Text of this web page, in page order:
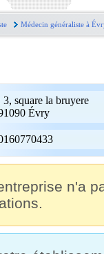
Médecin généraliste à
3, square la bruyere
Évry
n'a